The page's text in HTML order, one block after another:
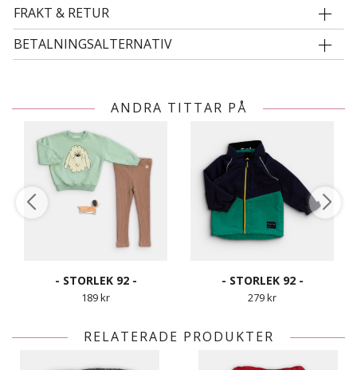
FRAKT & RETUR
BETALNINGSALTERNATIV
ANDRA TITTAR PÅ
- STORLEK 92 -
189 kr
- STORLEK 92 -
279 kr
RELATERADE PRODUKTER